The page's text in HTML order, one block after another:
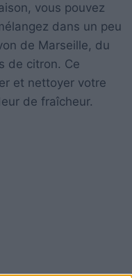
vous pouvez
dans un peu
de Marseille, du
de citron. Ce
et nettoyer votre
de fraîcheur.